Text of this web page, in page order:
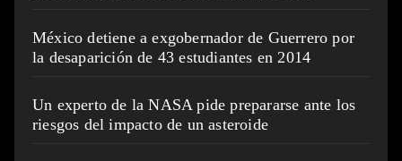
México detiene a exgobernador de Guerrero por
la desaparición de 43 estudiantes en 2014
Un experto de la NASA pide prepararse ante los
riesgos del impacto de un asteroide